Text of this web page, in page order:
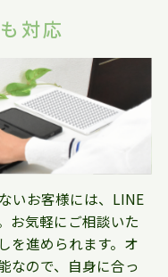
対応
いお客様には、LINE
お気軽にご相談いた
を進められます。オ
なので、自身に合っ